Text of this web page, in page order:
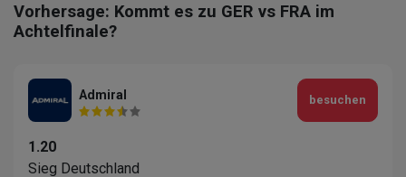
Vorhersage: Kommt es zu GER vs FRA im
Achtelfinale?
Admiral
1.20
Sieg Deutschland
besuchen